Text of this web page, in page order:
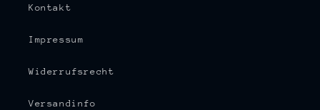
Kontakt
Impressum
Widerrufsrecht
Versandinfo